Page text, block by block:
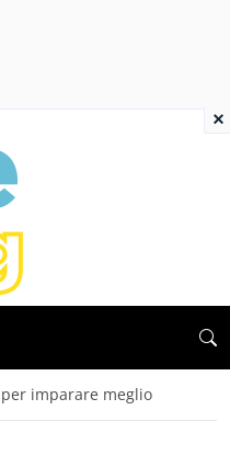
imparare meglio
×